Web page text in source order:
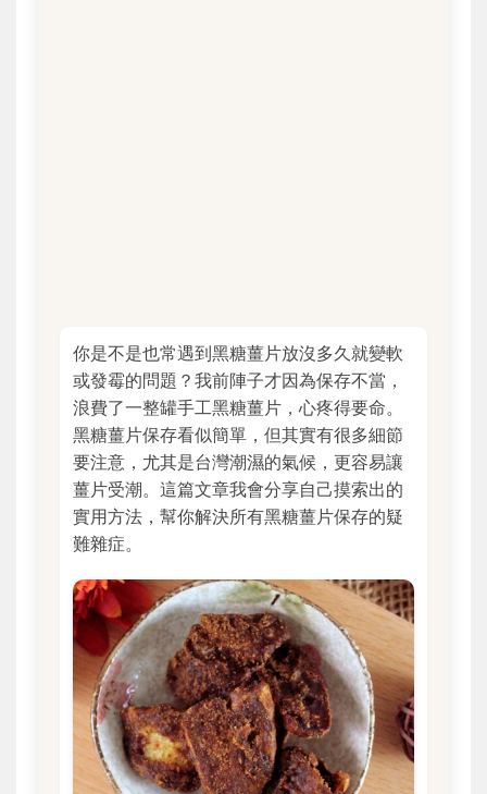
你是不是也常遇到黑糖薑片放沒多久就變軟
或發霉的問題？我前陣子才因為保存不當，
浪費了一整罐手工黑糖薑片，心疼得要命。
黑糖薑片保存看似簡單，但其實有很多細節
要注意，尤其是台灣潮濕的氣候，更容易讓
薑片受潮。這篇文章我會分享自己摸索出的
實用方法，幫你解決所有黑糖薑片保存的疑
難雜症。